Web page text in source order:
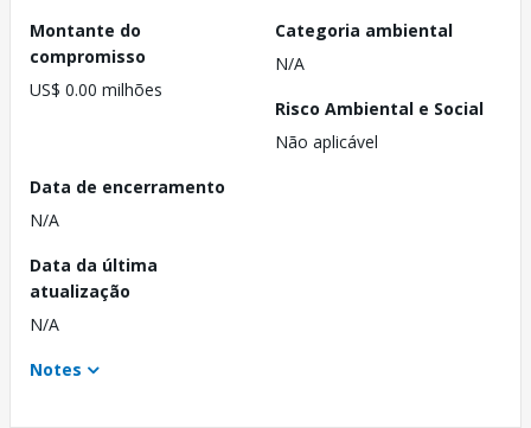
Montante do
compromisso
US$ 0.00 milhões
Categoria ambiental
N/A
Risco Ambiental e Social
Não aplicável
Data de encerramento
N/A
Data da última
atualização
N/A
Notes